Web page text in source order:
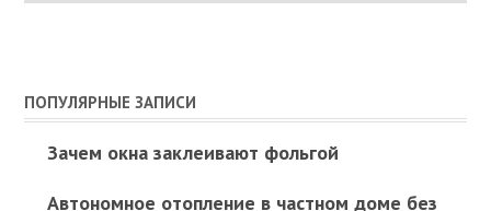
ПОПУЛЯРНЫЕ ЗАПИСИ
Зачем окна заклеивают фольгой
Автономное отопление в частном доме без